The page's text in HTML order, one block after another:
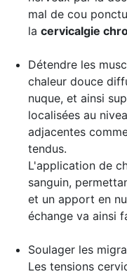
mal de cou
la cervicalgie
Détendre les
chaleur douce
nuque, et ainsi
localisées au
adjacentes
tendus.
L'application de
sanguin,
et un apport en
échange va ainsi
Soulager les
Les tensions